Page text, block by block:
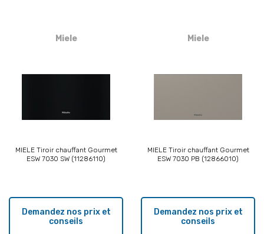
Miele
MIELE Tiroir chauffant Gourmet
ESW 7030 SW (11286110)
Demandez nos prix et
conseils
Miele
MIELE Tiroir chauffant Gourmet
ESW 7030 PB (12866010)
Demandez nos prix et
conseils